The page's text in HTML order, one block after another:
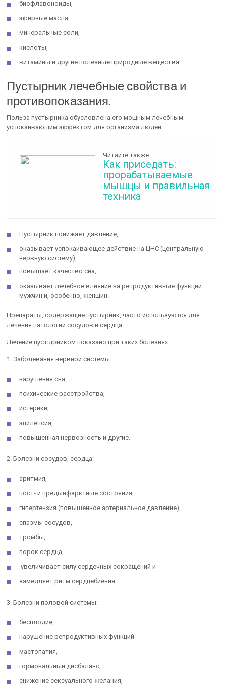
биофлавоноиды,
эфирные масла,
минеральные соли,
кислоты,
витамины и другие полезные природные вещества.
Пустырник лечебные свойства и
противопоказания.
Польза пустырника обусловлена его мощным лечебным
успокаивающим эффектом для организма людей.
Читайте также:
Как приседать:
прорабатываемые
мышцы и правильная
техника
Пустырник понижает давление,
оказывает успокаивающее действие на ЦНС (центральную
нервную систему),
повышает качество сна,
оказывает лечебное влияние на репродуктивные функции
мужчин и, особенно, женщин.
Препараты, содержащие пустырник, часто используются для
лечения патологий сосудов и сердца.
Лечение пустырником показано при таких болезнях:
1. Заболевания нервной системы:
нарушения сна,
психические расстройства,
истерики,
эпилепсия,
повышенная нервозность и другие.
2. Болезни сосудов, сердца:
аритмия,
пост- и предынфарктные состояния,
гипертензия (повышенное артериальное давление),
спазмы сосудов,
тромбы,
порок сердца,
увеличивает силу сердечных сокращений и
замедляет ритм сердцебиения.
3. Болезни половой системы:
бесплодие,
нарушение репродуктивных функций
мастопатия,
гормональный дисбаланс,
снижение сексуального желания,